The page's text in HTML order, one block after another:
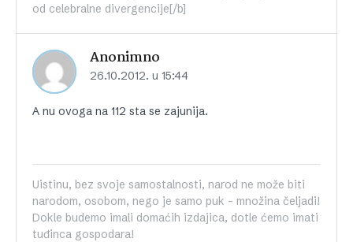
od celebralne divergencije[/b]
Anonimno
26.10.2012. u 15:44
A nu ovoga na 112 sta se zajunija.
Uistinu, bez svoje samostalnosti, narod ne može biti
narodom, osobom, nego je samo puk - množina čeljadi!
Dokle budemo imali domaćih izdajica, dotle ćemo imati
tuđinca gospodara!